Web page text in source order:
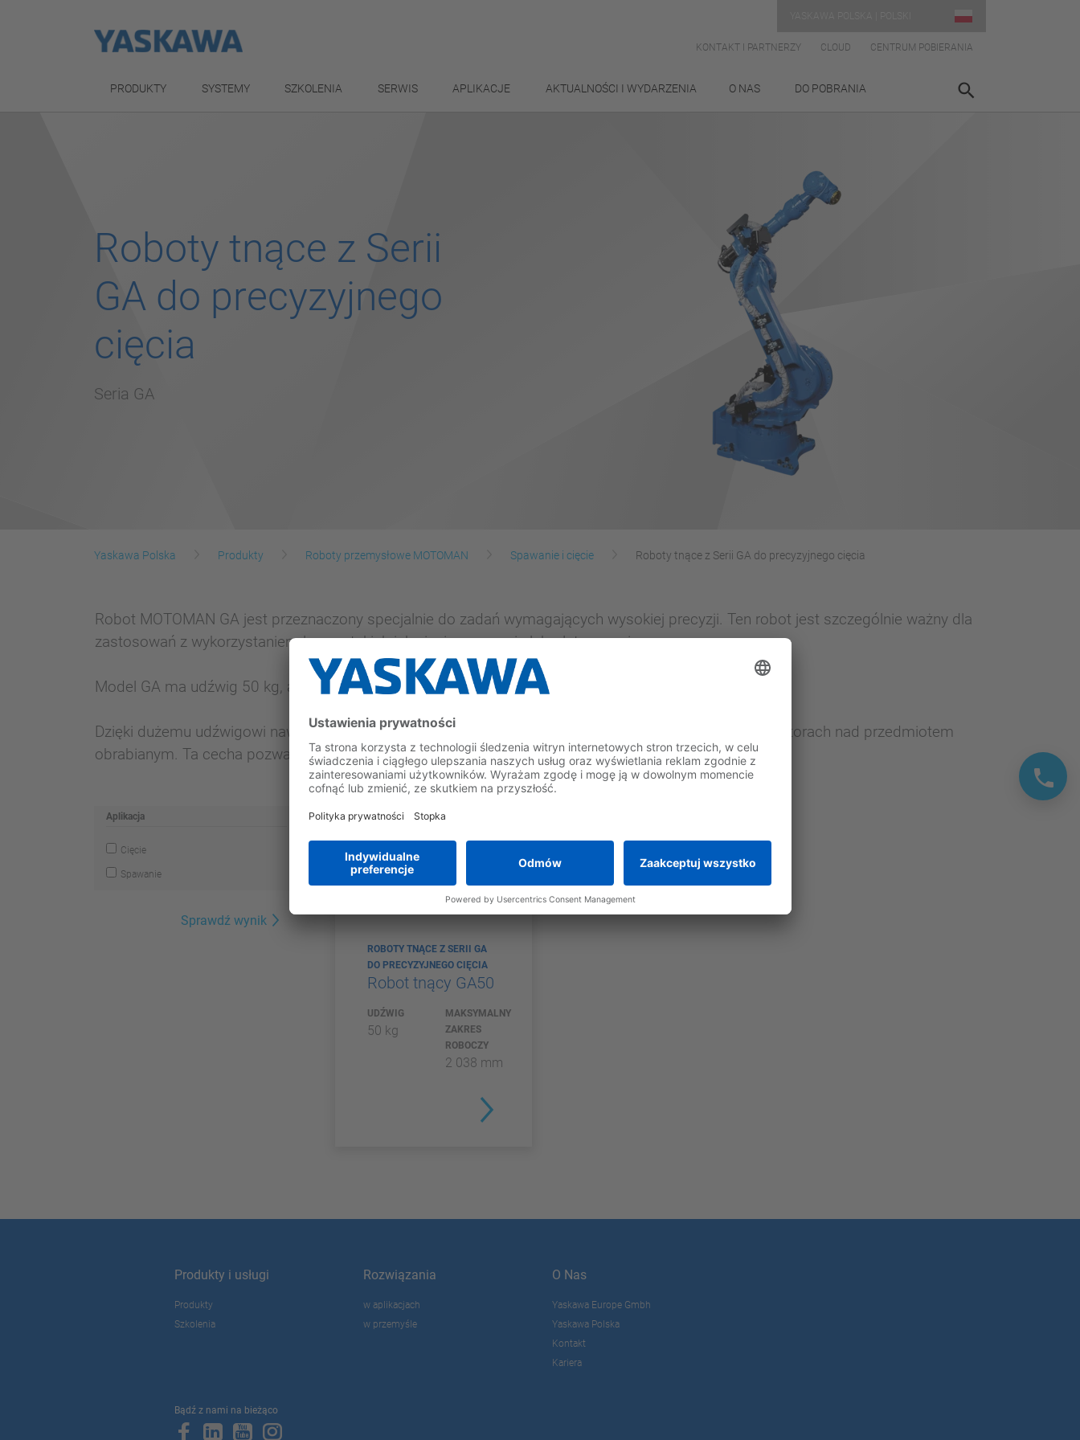
KONTAKT I PARTNERZY CLOUD CENTRUM POBIERANIA
PRODUKTY SYSTEMY SZKOLENIA SERWIS APLIKACJE AKTUALNOŚCI I WYDARZENIA O NAS DO POBRANIA
Roboty tnące z Serii
GA do precyzyjnego
cięcia
Seria GA
Yaskawa Polska Produkty Roboty przemysłowe MOTOMAN Spawanie i cięcie Roboty tnące z Serii GA do precyzyjnego cięcia
Robot MOTOMAN GA jest przeznaczony specjalnie do zadań wymagających wysokiej precyzji. Ten robot jest szczególnie ważny dla
zastosowań z wykorzystaniem lasera, takich jak cięcie, spawanie lub platerowanie.
Model GA ma udźwig 50 kg, a jego przestrzeń robocza ma wymiary do 2038 mm.
Dzięki dużemu udźwigowi nawet duże głowice laserowe są przemieszczane z dużą precyzją po różnych torach nad przedmiotem
obrabianym. Ta cecha pozwala robotowi poruszać się wzdłuż okręgów, krzywych i po torach prostych.
Aplikacja
Cięcie
Spawanie
Sprawdź wynik
ROBOTY TNĄCE Z SERII GA
DO PRECYZYJNEGO CIĘCIA
Robot tnący GA50
UDŹWIG
50 kg
MAKSYMALNY
ZAKRES
ROBOCZY
2 038 mm
Produkty i usługi
Produkty
Szkolenia
Rozwiązania
w aplikacjach
w przemyśle
O Nas
Yaskawa Europe Gmbh
Yaskawa Polska
Kontakt
Kariera
Bądź z nami na bieżąco